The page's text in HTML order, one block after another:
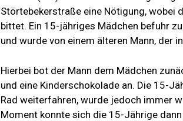
Störtebekerstraße eine Nötigung, wobei
bittet. Ein 15-jähriges Mädchen befuhr
und wurde von einem älteren Mann, der
Hierbei bot der Mann dem Mädchen
und eine Kinderschokolade an. Die 15-
Rad weiterfahren, wurde jedoch immer
Moment konnte sich die 15-Jährige